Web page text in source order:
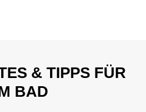
& TIPPS FÜR
BAD